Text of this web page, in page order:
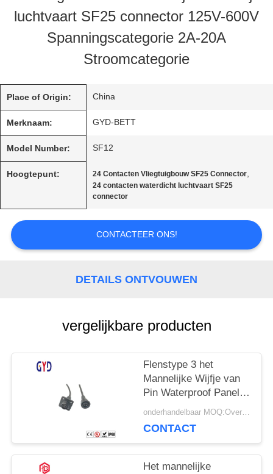
SITEMAP
PRIVACY
POLICY
luchtvaart SF25 connector 125V-600V
Spanningscategorie 2A-20A
Stroomcategorie
Place of Origin: China
Merknaam: GYD-BETT
Model Number: SF12
Hoogtepunt: 24 Contacten Vliegtuigbouw SF25 Connector,
24 contacten waterdicht luchtvaart SF25
connector
CONTACTEER ONS!
DETAILS ONTVOUWEN
vergelijkbare producten
Flenstype 3 het
Mannelijke Wijfje van
Pin Waterproof Panel
Mount Connector
onderhandelbaar MOQ:Overeen te komen
CONTACT
Het mannelijke